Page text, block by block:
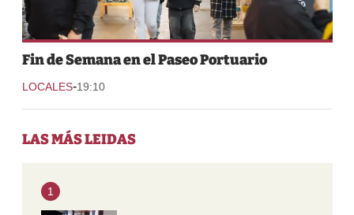
Fin de Semana en el Paseo Portuario
LOCALES-19:10
LAS MÁS LEIDAS
1